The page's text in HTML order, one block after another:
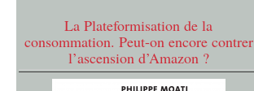
La Plateformisation de la
consommation. Peut-on encore contrer
l’ascension d’Amazon ?